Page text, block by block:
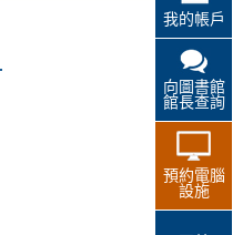
我的帳戶
向圖書館
館長查詢
預約電腦
設施